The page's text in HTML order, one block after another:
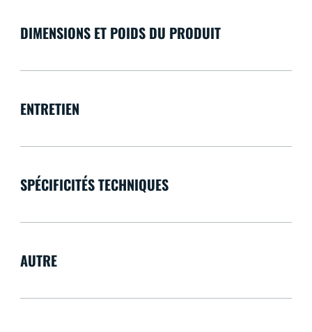
DIMENSIONS ET POIDS DU PRODUIT
ENTRETIEN
SPÉCIFICITÉS TECHNIQUES
AUTRE